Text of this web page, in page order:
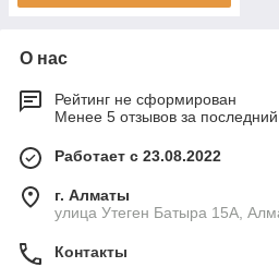
О нас
Рейтинг не сформирован
Менее 5 отзывов за последний
Работает с 23.08.2022
г. Алматы
улица Утеген Батыра 15А,
Контакты